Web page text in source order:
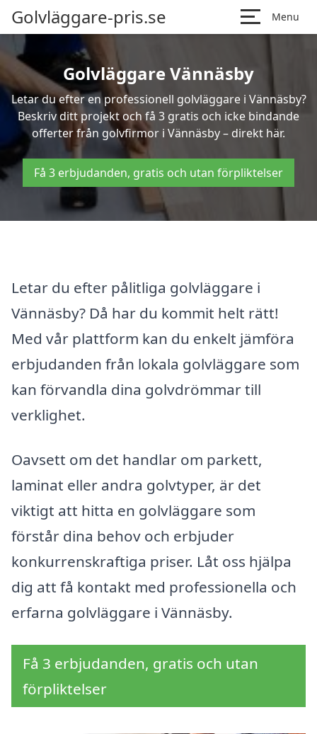
Golvläggare-pris.se Menu
Golvläggare Vännäsby
Letar du efter en professionell golvläggare i Vännäsby?
Beskriv ditt projekt och få 3 gratis och icke bindande
offerter från golvfirmor i Vännäsby – direkt här.
Få 3 erbjudanden, gratis och utan förpliktelser
Letar du efter pålitliga golvläggare i
Vännäsby? Då har du kommit helt rätt!
Med vår plattform kan du enkelt jämföra
erbjudanden från lokala golvläggare som
kan förvandla dina golvdrömmar till
verklighet.
Oavsett om det handlar om parkett,
laminat eller andra golvtyper, är det
viktigt att hitta en golvläggare som
förstår dina behov och erbjuder
konkurrenskraftiga priser. Låt oss hjälpa
dig att få kontakt med professionella och
erfarna golvläggare i Vännäsby.
Få 3 erbjudanden, gratis och utan
förpliktelser